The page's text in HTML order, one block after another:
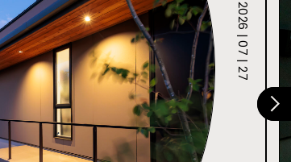
2026 | 07 | 27